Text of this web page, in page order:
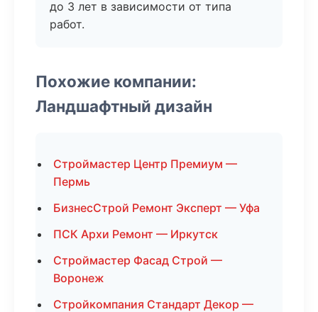
до 3 лет в зависимости от типа
работ.
Похожие компании:
Ландшафтный дизайн
Строймастер Центр Премиум —
Пермь
БизнесСтрой Ремонт Эксперт — Уфа
ПСК Архи Ремонт — Иркутск
Строймастер Фасад Строй —
Воронеж
Стройкомпания Стандарт Декор —